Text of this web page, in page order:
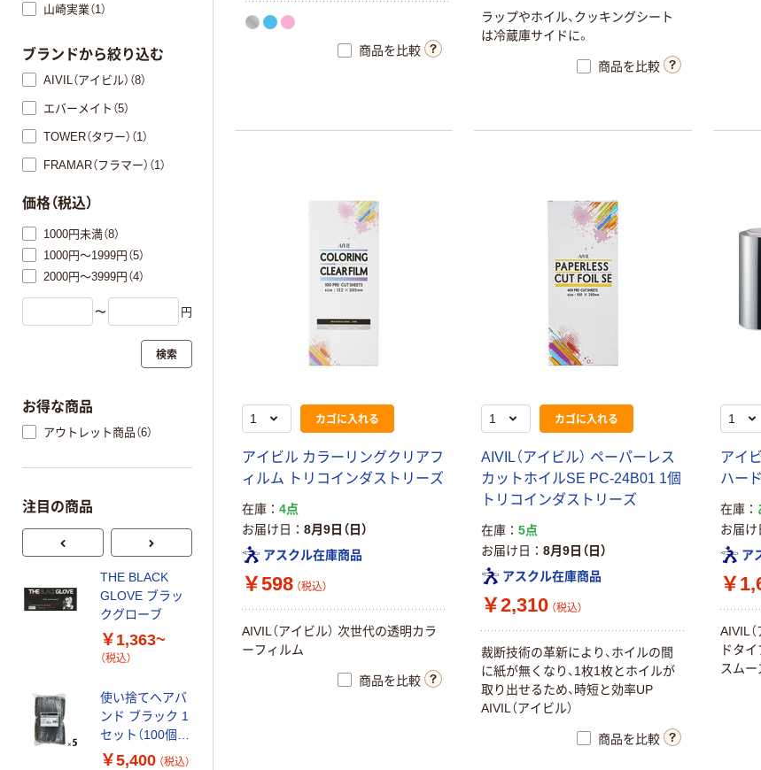
商品を比較
ラップやホイル、クッキングシート
は冷蔵庫サイドに。
商品を比較
カゴに入れる
アイビル カラーリングクリアフ
ィルム トリコインダストリーズ
在庫
4点
お届け日
8月9日（日）
アスクル在庫商品
￥598 （税込）
AIVIL（アイビル） 次世代の透明カラ
ーフィルム
商品を比較
カゴに入れる
AIVIL（アイビル） ペーパーレス
カットホイルSE PC-24B01 1個
トリコインダストリーズ
在庫
5点
お届け日
8月9日（日）
アスクル在庫商品
￥2,310 （税込）
裁断技術の革新により、ホイルの間
に紙が無くなり、1枚1枚とホイルが
取り出せるため、時短と効率UP
AIVIL（アイビル）
商品を比較
アイ
ハー
在庫
お届け
ア
￥
AIVIL
ドタ
スム
山崎実業（1）
ブランドから絞り込む
AIVIL（アイビル）（8）
エバーメイト（5）
TOWER（タワー）（1）
FRAMAR（フラマー）（1）
価格（税込）
1000円未満（8）
1000円～1999円（5）
2000円～3999円（4）
〜 円
検索
お得な商品
アウトレット商品（6）
注目の商品
THE BLACK
GLOVE ブラッ
クグローブ
￥1,363~
（税込）
使い捨てヘアバ
ンド ブラック 1
セット（100個×5
パック） 今村紙
￥5,400 （税込）
貝印 ヘップリン
グ 4P
￥320~ （税込）
日本製ヘアピン
THE BLACK
GLOVE ブラッ
クグローブ
（税込）
使い捨てヘアバ
ンド ブラック 1